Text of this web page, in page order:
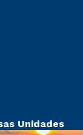
Unidades